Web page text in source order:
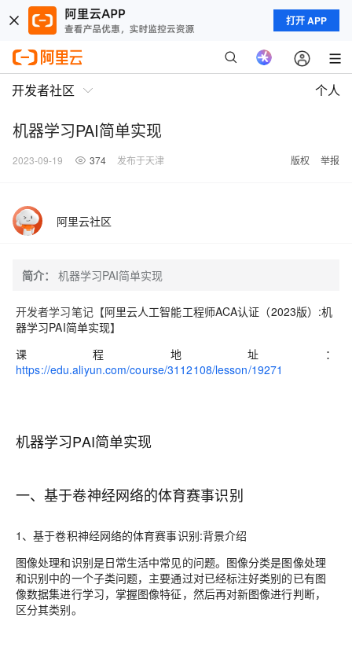
打开 APP
开发者社区 个人
机器学习PAI简单实现
2023-09-19 374 发布于天津 版权 举报
阿里云社区
简介： 机器学习PAI简单实现
开发者学习笔记【阿里云人工智能工程师ACA认证（2023版） :机
器学习PAI简单实现】
课程地址：
https://edu.aliyun.com/course/3112108/lesson/19271
机器学习PAI简单实现
一、基于卷神经网络的体育赛事识别
1、基于卷积神经网络的体育赛事识别:背景介绍
图像处理和识别是日常生活中常见的问题。图像分类是图像处理
和识别中的一个子类问题，主要通过对已经标注好类别的已有图
像数据集进行学习，掌握图像特征，然后再对新图像进行判断，
区分其类别。